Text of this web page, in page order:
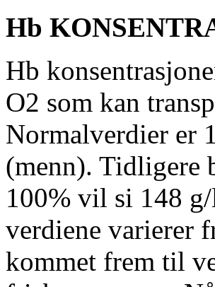
Hb
Hb
O2 som kan
Normalverdier er
(menn). Tidligere
100% vil si 148
verdiene varierer
kommet frem til